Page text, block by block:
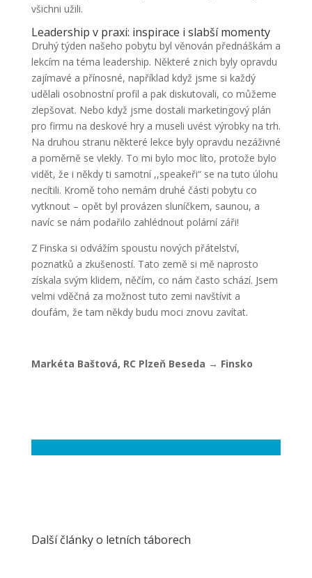
všichni užili.
Leadership v praxi: inspirace i slabší momenty
Druhý týden našeho pobytu byl věnován přednáškám a
lekcím na téma leadership. Některé z nich byly opravdu
zajímavé a přínosné, například když jsme si každý
udělali osobnostní profil a pak diskutovali, co můžeme
zlepšovat. Nebo když jsme dostali marketingový plán
pro firmu na deskové hry a museli uvést výrobky na trh.
Na druhou stranu některé lekce byly opravdu nezáživné
a poměrně se vlekly. To mi bylo moc líto, protože bylo
vidět, že i někdy ti samotní ,,speakeři“ se na tuto úlohu
necítili. Kromě toho nemám druhé části pobytu co
vytknout – opět byl provázen sluníčkem, saunou, a
navíc se nám podařilo zahlédnout polární záři!
Z Finska si odvážím spoustu nových přátelství,
poznatků a zkušeností. Tato země si mě naprosto
získala svým klidem, něčím, co nám často schází. Jsem
velmi vděčná za možnost tuto zemi navštívit a
doufám, že tam někdy budu moci znovu zavítat.
Markéta Baštová, RC Plzeň Beseda → Finsko
Další články o letních táborech